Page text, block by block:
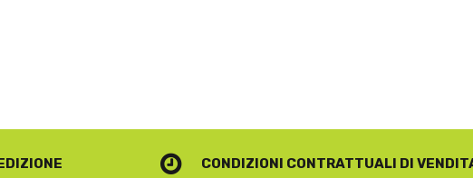
CONDIZIONI CONTRATTUALI DI